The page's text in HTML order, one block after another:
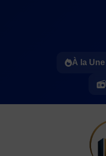
À la Une